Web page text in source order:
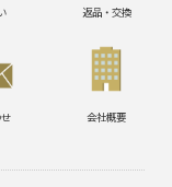
返品・交換
会社概要